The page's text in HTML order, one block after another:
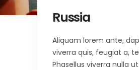
Russia
Aliquam lorem ante,
viverra quis, feugiat a,
Phasellus viverra nulla